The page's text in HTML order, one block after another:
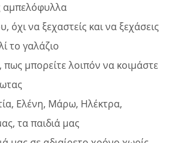
αμπελόφυλλα
να ξεχαστείς και να ξεχάσεις
το γαλάζιο
μπορείτε λοιπόν να κοιμάστε
Ελένη, Μάρω, Ηλέκτρα,
τα παιδιά μας